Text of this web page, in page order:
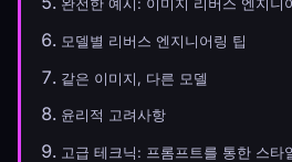
완전한 예시: 이미지 리버스 엔지니
모델별 리버스 엔지니어링 팁
같은 이미지, 다른 모델
윤리적 고려사항
고급 테크닉: 프롬프트를 통한 스타